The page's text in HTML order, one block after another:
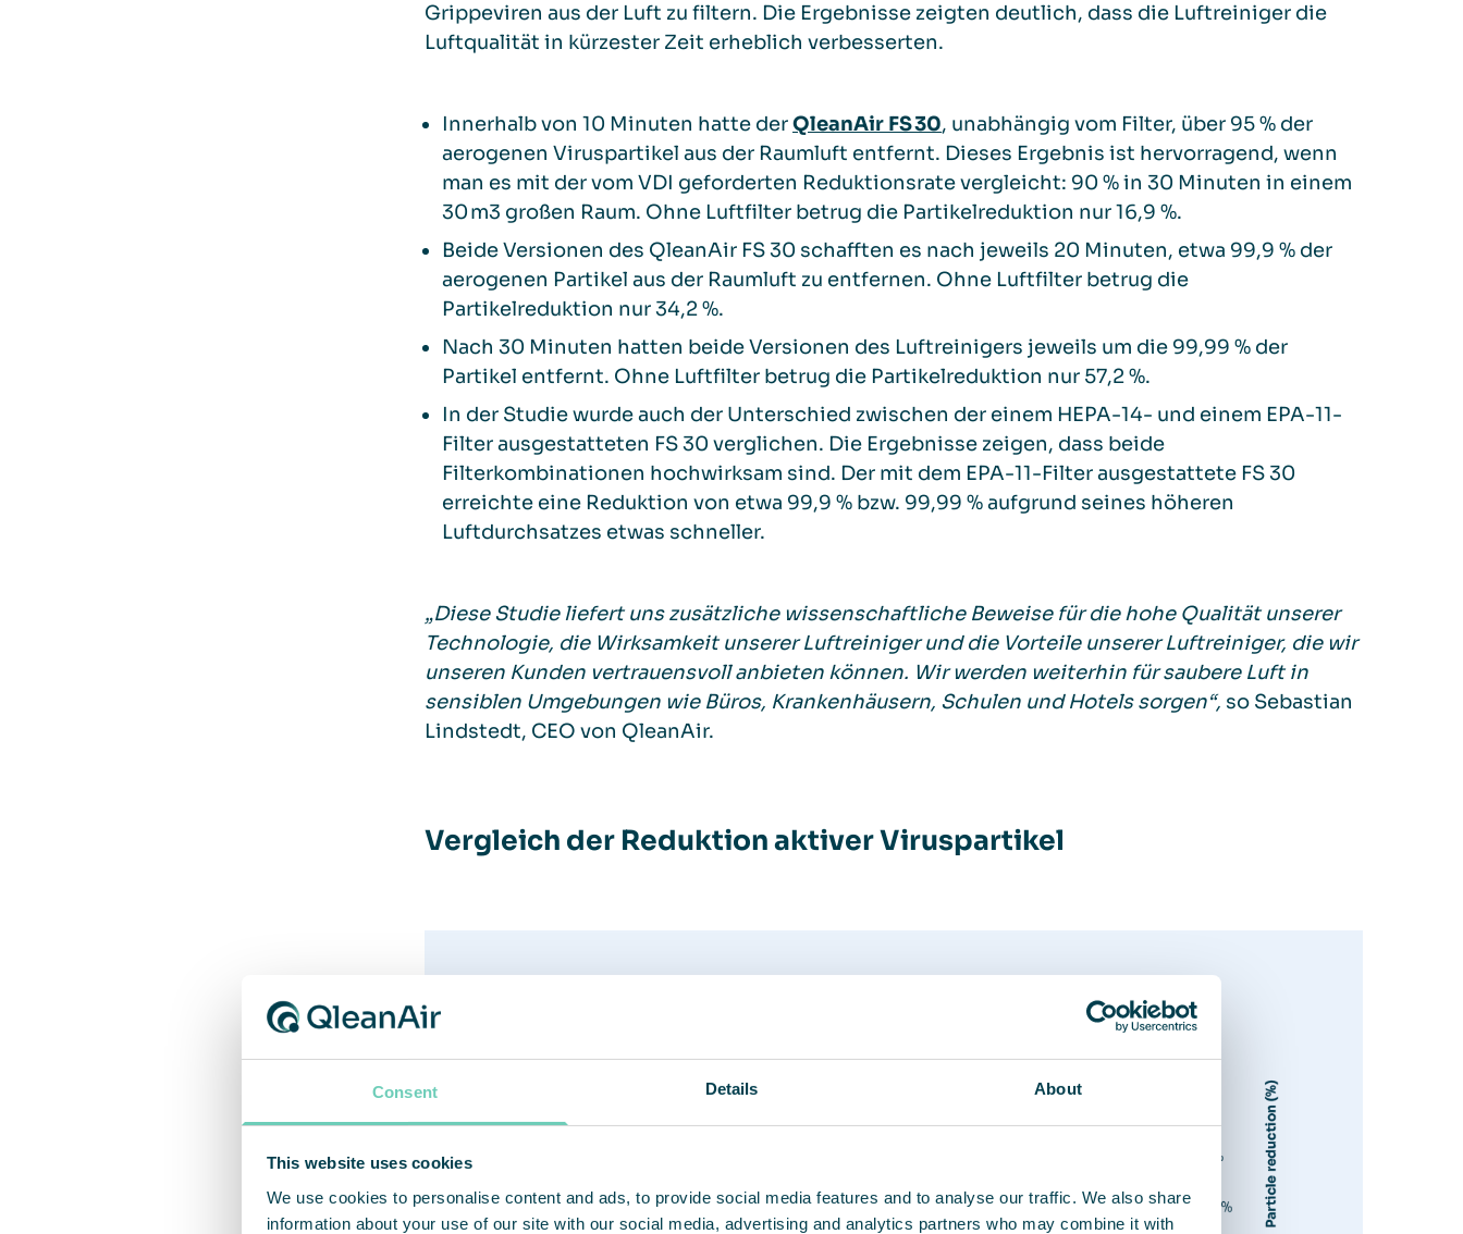
Consent Details About
This website uses cookies
We use cookies to personalise content and ads, to provide social media features and to analyse our traffic. We also share
information about your use of our site with our social media, advertising and analytics partners who may combine it with
Grippeviren aus der Luft zu filtern. Die Ergebnisse zeigten deutlich, dass die Luftreiniger die
Luftqualität in kürzester Zeit erheblich verbesserten.
Innerhalb von 10 Minuten hatte derQleanAir FS 30, unabhängig vom Filter, über 95 % der
aerogenen Viruspartikel aus der Raumluft entfernt. Dieses Ergebnis ist hervorragend, wenn
man es mit der vom VDI geforderten Reduktionsrate vergleicht: 90 % in 30 Minuten in einem
30 m3 großen Raum. Ohne Luftfilter betrug die Partikelreduktion nur 16,9 %.
Beide Versionen des QleanAir FS 30 schafften es nach jeweils 20 Minuten, etwa 99,9 % der
aerogenen Partikel aus der Raumluft zu entfernen. Ohne Luftfilter betrug die
Partikelreduktion nur 34,2 %.
Nach 30 Minuten hatten beide Versionen des Luftreinigers jeweils um die 99,99 % der
Partikel entfernt. Ohne Luftfilter betrug die Partikelreduktion nur 57,2 %.
In der Studie wurde auch der Unterschied zwischen der einem HEPA-14- und einem EPA-11-
Filter ausgestatteten FS 30 verglichen. Die Ergebnisse zeigen, dass beide
Filterkombinationen hochwirksam sind. Der mit dem EPA-11-Filter ausgestattete FS 30
erreichte eine Reduktion von etwa 99,9 % bzw. 99,99 % aufgrund seines höheren
Luftdurchsatzes etwas schneller.
„Diese Studie liefert uns zusätzliche wissenschaftliche Beweise für die hohe Qualität unserer
Technologie, die Wirksamkeit unserer Luftreiniger und die Vorteile unserer Luftreiniger, die wir
unseren Kunden vertrauensvoll anbieten können. Wir werden weiterhin für saubere Luft in
sensiblen Umgebungen wie Büros, Krankenhäusern, Schulen und Hotels sorgen“, so Sebastian
Lindstedt, CEO von QleanAir.
Vergleich der Reduktion aktiver Viruspartikel